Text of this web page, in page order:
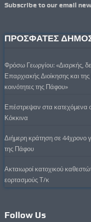
Subscribe to our email
ΠΡΟΣΦΑΤΕΣ
Φρόσω Γεωργίου: «Διαρκής,
Επαρχιακής Διοίκησης και
κοινότητες της Πάφου»
Επέστρεψαν στα κατεχόμενα
Κόκκινα
Διήμερη κράτηση σε 44χρονο
της Πάφου
Ακταιωροί κατοχικού
εορτασμούς Τ/κ
Follow Us